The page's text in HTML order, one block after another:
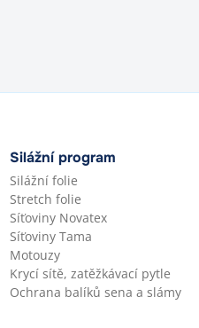
Silážní program
Silážní folie
Stretch folie
Síťoviny Novatex
Síťoviny Tama
Motouzy
Krycí sítě, zatěžkávací pytle
Ochrana balíků sena a slámy